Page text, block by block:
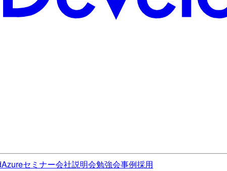
Azureセミナー会社説明会勉強会事例採用